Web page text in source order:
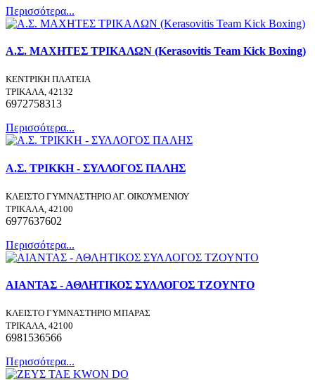
Περισσότερα...
Α.Σ. ΜΑΧΗΤΕΣ ΤΡΙΚΑΛΩΝ (Kerasovitis Team Kick Boxing)
ΚΕΝΤΡΙΚΗ ΠΛΑΤΕΙΑ
ΤΡΙΚΑΛΑ, 42132
6972758313
Περισσότερα...
Α.Σ. ΤΡΙΚΚΗ - ΣΥΛΛΟΓΟΣ ΠΑΛΗΣ
ΚΛΕΙΣΤΟ ΓΥΜΝΑΣΤΗΡΙΟ ΑΓ. ΟΙΚΟΥΜΕΝΙΟΥ
ΤΡΙΚΑΛΑ, 42100
6977637602
Περισσότερα...
ΑΙΑΝΤΑΣ - ΑΘΛΗΤΙΚΟΣ ΣΥΛΛΟΓΟΣ ΤΖΟΥΝΤΟ
ΚΛΕΙΣΤΟ ΓΥΜΝΑΣΤΗΡΙΟ ΜΠΑΡΑΣ
ΤΡΙΚΑΛΑ, 42100
6981536566
Περισσότερα...